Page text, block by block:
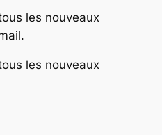
les nouveaux
les nouveaux